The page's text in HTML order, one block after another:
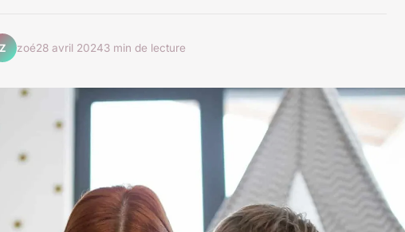
Z zoé28 avril 20243 min de lecture